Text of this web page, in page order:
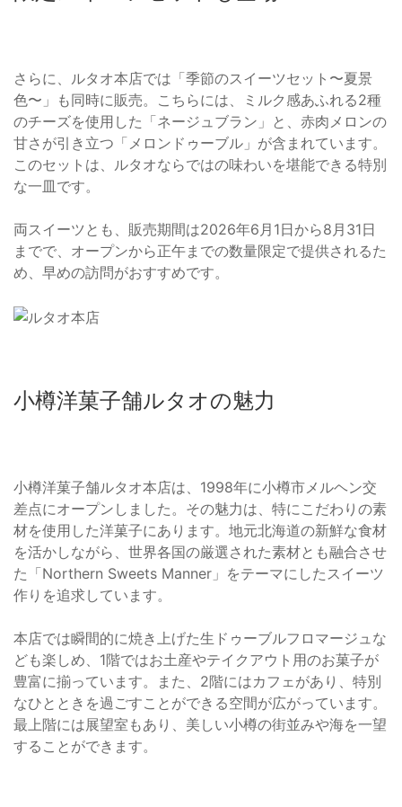
さらに、ルタオ本店では「季節のスイーツセット〜夏景
色〜」も同時に販売。こちらには、ミルク感あふれる2種
のチーズを使用した「ネージュブラン」と、赤肉メロンの
甘さが引き立つ「メロンドゥーブル」が含まれています。
このセットは、ルタオならではの味わいを堪能できる特別
な一皿です。
両スイーツとも、販売期間は2026年6月1日から8月31日
までで、オープンから正午までの数量限定で提供されるた
め、早めの訪問がおすすめです。
小樽洋菓子舗ルタオの魅力
小樽洋菓子舗ルタオ本店は、1998年に小樽市メルヘン交
差点にオープンしました。その魅力は、特にこだわりの素
材を使用した洋菓子にあります。地元北海道の新鮮な食材
を活かしながら、世界各国の厳選された素材とも融合させ
た「Northern Sweets Manner」をテーマにしたスイーツ
作りを追求しています。
本店では瞬間的に焼き上げた生ドゥーブルフロマージュな
ども楽しめ、1階ではお土産やテイクアウト用のお菓子が
豊富に揃っています。また、2階にはカフェがあり、特別
なひとときを過ごすことができる空間が広がっています。
最上階には展望室もあり、美しい小樽の街並みや海を一望
することができます。